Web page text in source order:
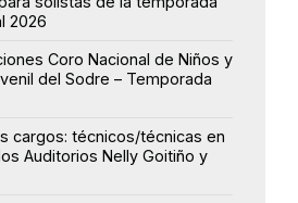
2026
Coro Nacional de Niños y
del Sodre – Temporada
cargos: técnicos/técnicas en
Auditorios Nelly Goitiño y